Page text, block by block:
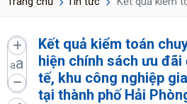
aa
Kết quả kiểm toán
hiện chính sách ưu
tế, khu công nghiệp
tại thành phố Hải